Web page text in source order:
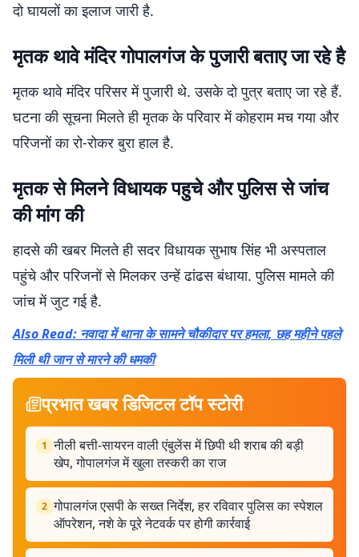
दो घायलों का इलाज जारी है.
मृतक थावे मंदिर गोपालगंज के पुजारी बताए जा रहे है
मृतक थावे मंदिर परिसर में पुजारी थे. उसके दो पुत्र बताए जा रहे हैं.
घटना की सूचना मिलते ही मृतक के परिवार में कोहराम मच गया और
परिजनों का रो-रोकर बुरा हाल है.
मृतक से मिलने विधायक पहुचे और पुलिस से जांच
की मांग की
हादसे की खबर मिलते ही सदर विधायक सुभाष सिंह भी अस्पताल
पहुंचे और परिजनों से मिलकर उन्हें ढांढस बंधाया. पुलिस मामले की
जांच में जुट गई है.
Also Read: नवादा में थाना के सामने चौकीदार पर हमला, छह महीने पहले
मिली थी जान से मारने की धमकी
प्रभात खबर डिजिटल टॉप स्टोरी
1 नीली बत्ती-सायरन वाली एंबुलेंस में छिपी थी शराब की बड़ी
खेप, गोपालगंज में खुला तस्करी का राज
2 गोपालगंज एसपी के सख्त निर्देश, हर रविवार पुलिस का स्पेशल
ऑपरेशन, नशे के पूरे नेटवर्क पर होगी कार्रवाई